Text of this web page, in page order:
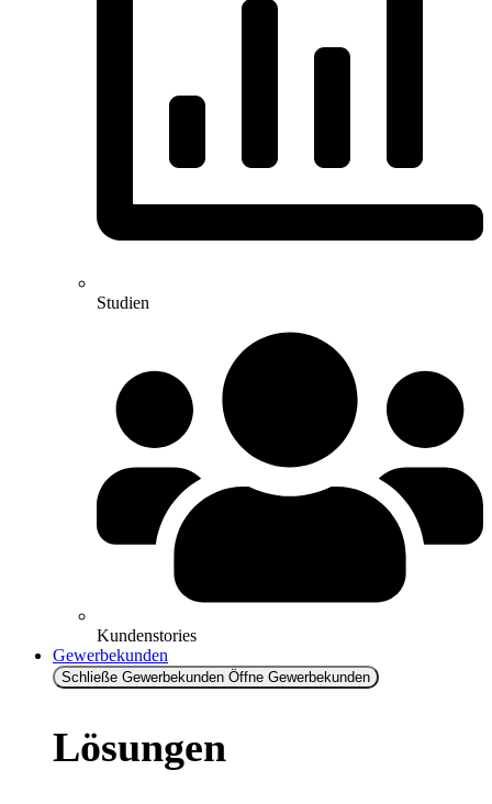
Studien
Kundenstories
Gewerbekunden
Schließe Gewerbekunden Öffne Gewerbekunden
Lösungen